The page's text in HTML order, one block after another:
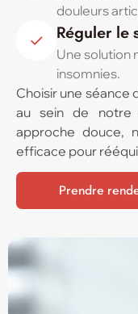
douleurs
Réguler le
Une solution
insomnies.
Choisir une séance
au sein de notre
approche douce,
efficace pour
Prendre